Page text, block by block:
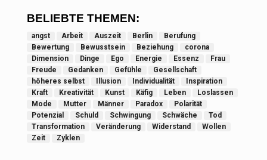
BELIEBTE THEMEN:
angst Arbeit Auszeit Berlin
Berufung
Bewertung
Bewusstsein Beziehung
corona
Dimension
Dinge Ego Energie Essenz
Frau
Freude
Gedanken Gefühle
Gesellschaft
höheres selbst
Illusion Individualität
Inspiration
Kraft
Kreativität Kunst Käfig Leben
Loslassen
Mode
Mutter Männer Paradox
Polarität
Potenzial
Schuld Schwingung Schwäche
Tod
Transformation
Veränderung Widerstand
Wollen
Zeit
Zyklen